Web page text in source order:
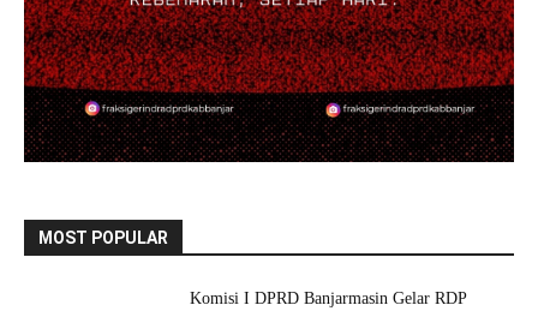
MOST POPULAR
Komisi I DPRD Banjarmasin Gelar RDP